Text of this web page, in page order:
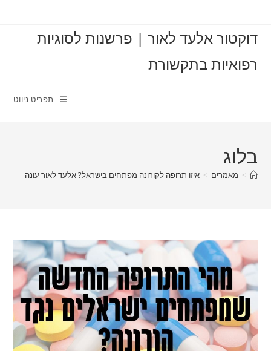
content
דוקטור אלעד לאור | פרשנות לסוגיות
רפואיות בתקשורת
תפריט ניווט
בלוג
> מאמרים > איזו תרופה לקורונה מפתחים בישראל? אלעד לאור עונה